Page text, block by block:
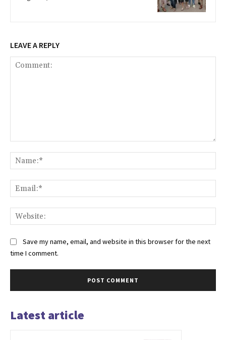
LEAVE A REPLY
Save my name, email, and website in this browser for the next
time I comment.
Latest article